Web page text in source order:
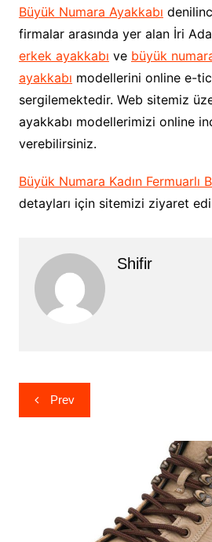
Büyük Numara Ayakkabı
firmalar arasında yer alan İri
erkek ayakkabı ve büyük
ayakkabı modellerini online e-
sergilemektedir. Web sitemiz
ayakkabı modellerimizi online
verebilirsiniz.
Büyük Numara Kadın Fermuarlı
detayları için sitemizi ziyaret
Shifir
Yazı
gezinmesi
Prev